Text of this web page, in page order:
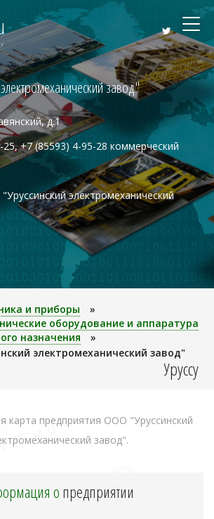
завод"
д.1
+7 (85593) 4-95-28 коммерческий
электромеханический
и пpибоpы
»
оборудование и аппаратура
назначения
»
электромеханический завод"
Уруссу
карта предприятия ООО "Уруссинский
завод".
опредприятии